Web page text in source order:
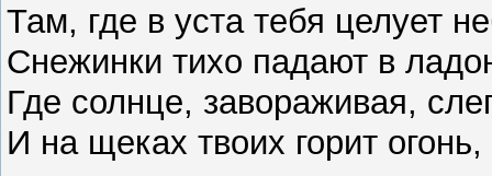
Там, где в уста тебя целует
Снежинки тихо падают в
Где солнце, завораживая,
И на щеках твоих горит огонь,